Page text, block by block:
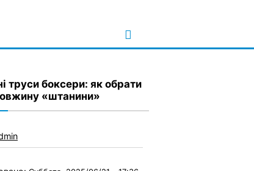
труси боксери: як обрати
«штанини»